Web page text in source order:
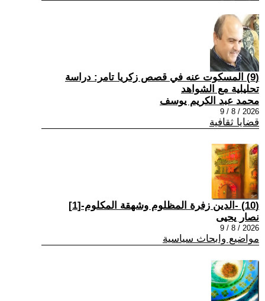
(9) المسكوت عنه في قصص زكريا تامر: دراسة
تحليلية مع الشواهد
محمد عبد الكريم يوسف
2026 / 8 / 9
قضايا ثقافية
(10) -الدين زفرة المظلوم وشهقة المكلوم-[1]
نصار يحيى
2026 / 8 / 9
مواضيع وابحاث سياسية